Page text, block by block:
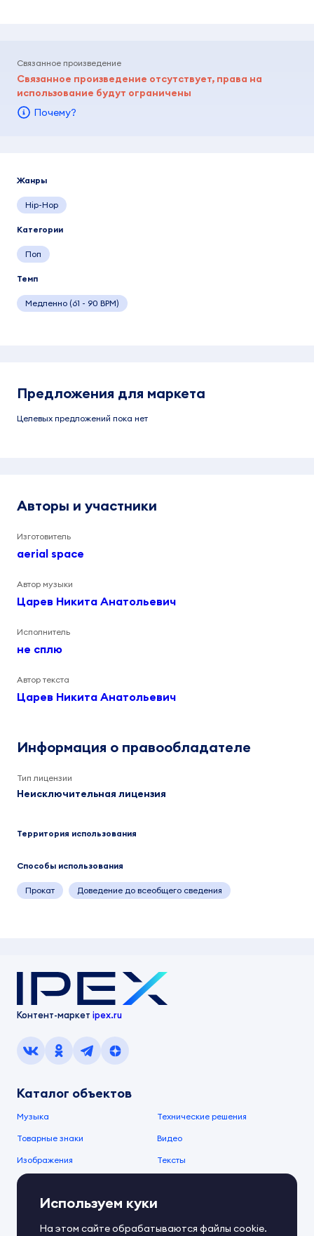
Связанное произведение
Связанное произведение отсутствует, права на
использование будут ограничены
Почему?
Жанры
Hip-Hop
Категории
Поп
Темп
Медленно (61 - 90 BPM)
Предложения для маркета
Целевых предложений пока нет
Авторы и участники
Изготовитель
aerial space
Автор музыки
Царев Никита Анатольевич
Исполнитель
не сплю
Автор текста
Царев Никита Анатольевич
Информация о правообладателе
Тип лицензии
Неисключительная лицензия
Территория использования
Способы использования
Прокат Доведение до всеобщего сведения
Контент-маркет ipex.ru
Каталог объектов
Музыка Технические решения
Товарные знаки Видео
Изображения Тексты
О компании
О сервисе
Документы IPEX Справочный центр
Используем куки
На этом сайте обрабатываются файлы cookie.